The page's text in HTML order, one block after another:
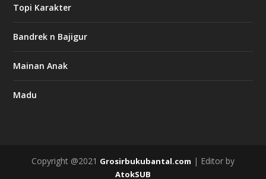
Topi Karakter
Bandrek n Bajigur
Mainan Anak
Madu
Copyright @2021 Grosirbukubantal.com | Editor by
AtokSUB